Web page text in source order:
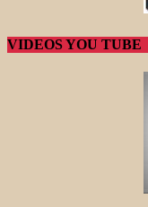
VIDEOS YOU TUBE